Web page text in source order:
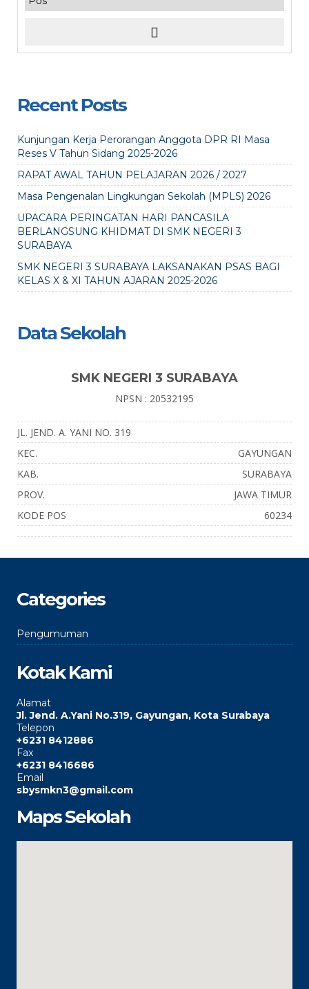
Recent Posts
Kunjungan Kerja Perorangan Anggota DPR RI Masa
Reses V Tahun Sidang 2025-2026
RAPAT AWAL TAHUN PELAJARAN 2026 / 2027
Masa Pengenalan Lingkungan Sekolah (MPLS) 2026
UPACARA PERINGATAN HARI PANCASILA
BERLANGSUNG KHIDMAT DI SMK NEGERI 3
SURABAYA
SMK NEGERI 3 SURABAYA LAKSANAKAN PSAS BAGI
KELAS X & XI TAHUN AJARAN 2025-2026
Data Sekolah
SMK NEGERI 3 SURABAYA
NPSN : 20532195
JL. JEND. A. YANI NO. 319
KEC.
GAYUNGAN
KAB.
SURABAYA
PROV.
JAWA TIMUR
KODE POS
60234
Categories
Pengumuman
Kotak Kami
Alamat
Jl. Jend. A.Yani No.319, Gayungan, Kota Surabaya
Telepon
+6231 8412886
Fax
+6231 8416686
Email
sbysmkn3@gmail.com
Maps Sekolah